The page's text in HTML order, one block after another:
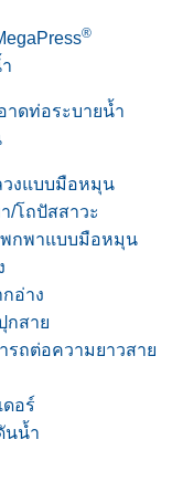
®
าดท่อระบายน้ำ
วงแบบมือหมุน
/โถปัสสาวะ
พกพาแบบมือหมุน
อ่าง
กสาย
รถต่อความยาวสาย
ดอร์
นน้ำ